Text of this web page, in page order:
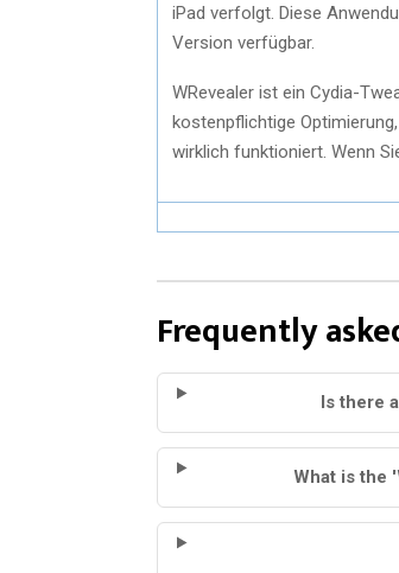
iPad verfolgt. Diese
Version verfügbar.
WRevealer ist ein Cydia-
kostenpflichtige
wirklich funktioniert. Wenn
Frequently
Is there
What is the